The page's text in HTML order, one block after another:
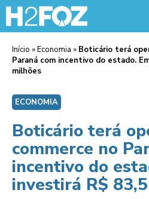
Início »Economia » Boticário terá
Paraná com incentivo do estado.
milhões
ECONOMIA
Boticário terá
commerce no
incentivo do
investirá R$